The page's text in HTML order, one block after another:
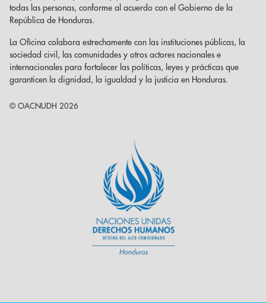
todas las personas, conforme al acuerdo con el Gobierno de la
República de Honduras.
La Oficina colabora estrechamente con las instituciones públicas, la
sociedad civil, las comunidades y otros actores nacionales e
internacionales para fortalecer las políticas, leyes y prácticas que
garanticen la dignidad, la igualdad y la justicia en Honduras.
© OACNUDH 2026